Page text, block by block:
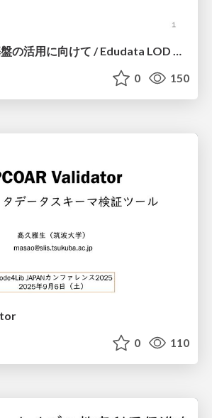
教育向けLOD基盤の活用に向けて / Edudata LOD #c4ljp25
0 150
0 110